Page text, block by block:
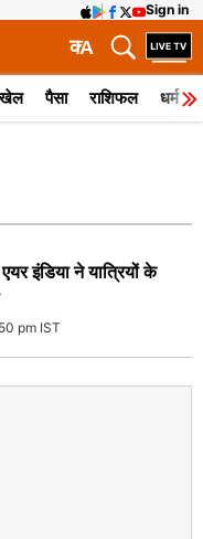
Sign in
A
क
खेल पैसा राशिफल धर्म
इंडिया ने यात्रियों के
pm IST